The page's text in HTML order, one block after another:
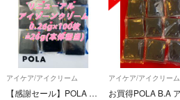
アイケア/アイクリーム
【感謝セール】POLA B.A最新アイゾーンクリーム0.26g×100枚=26g
アイケア/アイクリーム